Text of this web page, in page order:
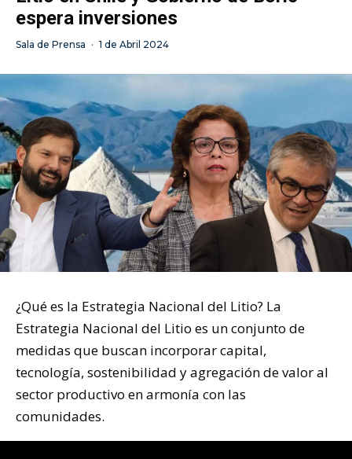
espera inversiones
Sala de Prensa · 1 de Abril 2024
¿Qué es la Estrategia Nacional del Litio? La
Estrategia Nacional del Litio es un conjunto de
medidas que buscan incorporar capital,
tecnología, sostenibilidad y agregación de valor al
sector productivo en armonía con las
comunidades.